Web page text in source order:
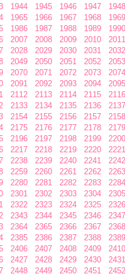
1944 1945 1946 1947 1948
1965 1966 1967 1968 1969
1986 1987 1988 1989 1990
2007 2008 2009 2010 2011
2028 2029 2030 2031 2032
2049 2050 2051 2052 2053
2070 2071 2072 2073 2074
2091 2092 2093 2094 2095
2112 2113 2114 2115 2116
2133 2134 2135 2136 2137
2154 2155 2156 2157 2158
2175 2176 2177 2178 2179
2196 2197 2198 2199 2200
2217 2218 2219 2220 2221
2238 2239 2240 2241 2242
2259 2260 2261 2262 2263
2280 2281 2282 2283 2284
2301 2302 2303 2304 2305
2322 2323 2324 2325 2326
2343 2344 2345 2346 2347
2364 2365 2366 2367 2368
2385 2386 2387 2388 2389
2406 2407 2408 2409 2410
2427 2428 2429 2430 2431
2448 2449 2450 2451 2452